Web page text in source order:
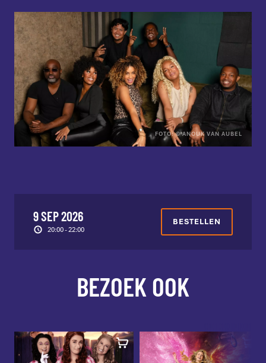
FOTO: © ANOUK VAN AUBEL
9 SEP 2026
20:00 - 22:00
BESTELLEN
BEZOEK OOK